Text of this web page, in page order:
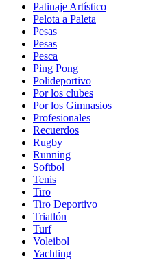
Patinaje Artístico
Pelota a Paleta
Pesas
Pesas
Pesca
Ping Pong
Polideportivo
Por los clubes
Por los Gimnasios
Profesionales
Recuerdos
Rugby
Running
Softbol
Tenis
Tiro
Tiro Deportivo
Triatlón
Turf
Voleibol
Yachting